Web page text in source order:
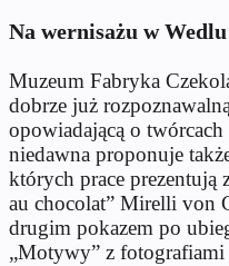
Na wernisażu w Wedlu
Muzeum Fabryka
dobrze już
opowiadającą o
niedawna proponuje
których prace prezentują
au chocolat” Mirelli von
drugim pokazem po
„Motywy” z fotografiami